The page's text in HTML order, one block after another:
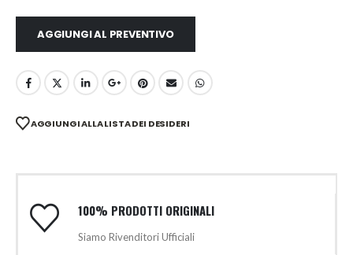
AGGIUNGI AL PREVENTIVO
AGGIUNGI ALLA LISTA DEI DESIDERI
100% PRODOTTI ORIGINALI
Siamo Rivenditori Ufficiali